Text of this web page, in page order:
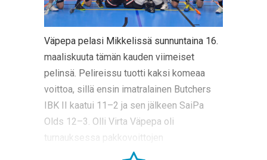
Väpepa pelasi Mikkelissä sunnuntaina 16.
maaliskuuta tämän kauden viimeiset
pelinsä. Pelireissu tuotti kaksi komeaa
voittoa, sillä ensin imatralainen Butchers
IBK II kaatui 11–2 ja sen jälkeen SaiPa
Olds 12–3. Olli Virta Väpepa oli
turnauksessa pakkovoittojen